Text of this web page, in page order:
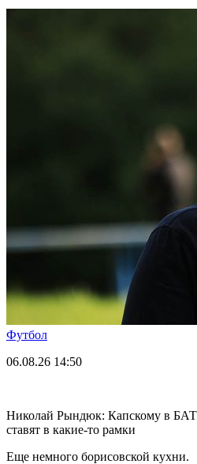
Футбол
06.08.26 14:50
Николай Рындюк: Капскому в
ставят в какие-то рамки
Еще немного борисовской кухни.